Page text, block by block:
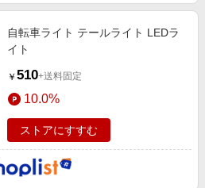
自転車ライト テールライト LEDラ
イト
￥ 510+送料固定
10.0%
ストアにすすむ